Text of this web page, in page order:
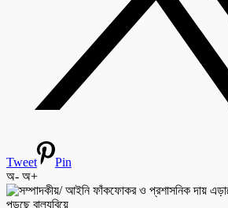
Tweet
Pin
অ- অ+